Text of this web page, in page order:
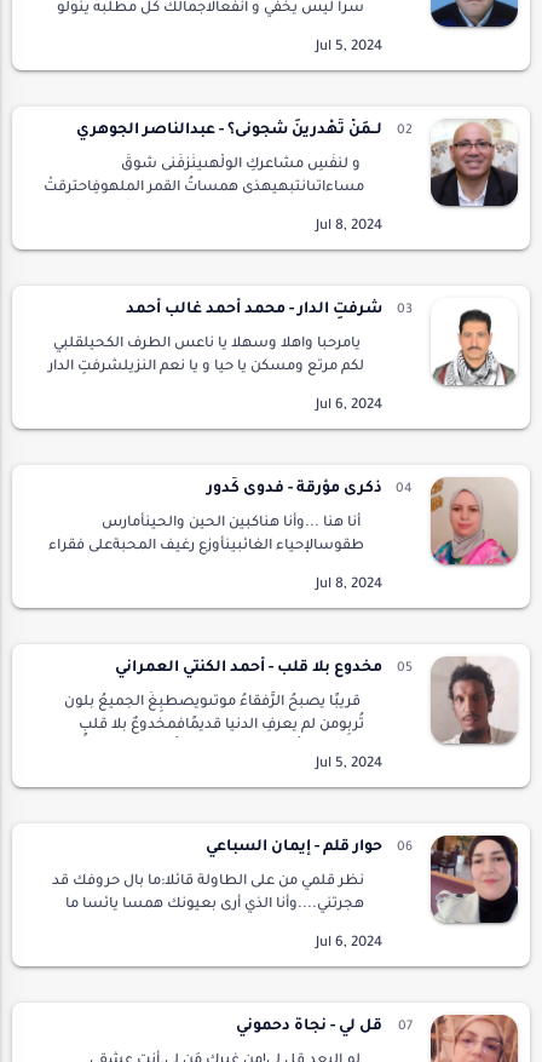
سرا ليس يخفي و انفعالاجمالك كل مطلبه ينولو
يزوليغني البدر في دنياك شعراو ليل الفكر دونك
ل…
لــمَنْ تُهْدرينَ شُجونى؟ - عبدالناصر الجوهري
و لنفْسِ مشاعركِ الولْهىينْزفُنى شوقُ
مساءاتىانتبهيهذى همساتُ القمر الملهوفِاحترقتْ
التَّفعيلاتِفكلانا يجذبنا الفردوسُ السَّاجىوشغا…
شرفتِ الدار - محمد أحمد غالب أحمد
يامرحبا واهلا وسهلا يا ناعس الطرف الكحيلقلبي
لكم مرتع ومسكن يا حيا و يا نعم النزيلشرفتِ الدار
علينا هل إينما تميلي يميليا من جمالكِ …
ذكرى مؤرقة - فدوى كَدور
أنا هنا ...وأنا هناكبين الحين والحينأمارس
طقوسالإحياء الغائبينأوزع رغيف المحبةعلى فقراء
المكلومين...أنا هنا... وأنا هناكأصافح أكف
الحاضر…
مخدوع بلا قلب - أحمد الكنتي العمراني
قريبًا يصبحُ الرُّفقاءُ موتىويصطبِغُ الجميعُ بلون
تُربِومن لم يعرفِ الدنيا قديمًافمخدوعٌ بلا قلبٍ
بقَعْبِويُدعى حيُّنا ب…
حوار قلم - إيمان السباعي
نظر قلمي من على الطاولة قائلا:ما بال حروفك قد
هجرتني....وأنا الذي أرى بعيونك همسا يائسا ما
بال المعاني التي تثير جنوني....تتسلل من وسط
الت…
قل لي - نجاة دحموني